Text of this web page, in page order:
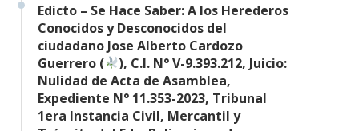
Edicto – Se Hace Saber: A los Herederos
Conocidos y Desconocidos del
ciudadano Jose Alberto Cardozo
Guerrero (
), C.I. N° V-9.393.212, Juicio:
Nulidad de Acta de Asamblea,
Expediente N° 11.353-2023, Tribunal
1era Instancia Civil, Mercantil y